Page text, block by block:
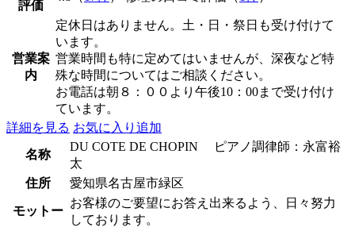
評価
営業案
内
定休日はありません。土・日・祭日も受け付けて
います。
営業時間も特に定めてはいませんが、深夜など特
殊な時間についてはご相談ください。
お電話は朝８：００より午後10：00まで受け付け
ています。
詳細を見る お気に入り追加
名称
DU COTE DE CHOPIN ピアノ調律師：永富裕
太
住所
愛知県名古屋市緑区
モットー
お客様のご要望にお答え出来るよう、日々努力
しております。